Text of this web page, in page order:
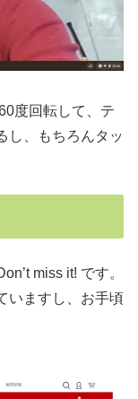
度回転して、テ
し、もちろんタッ
miss it! です。
いますし、お手頃